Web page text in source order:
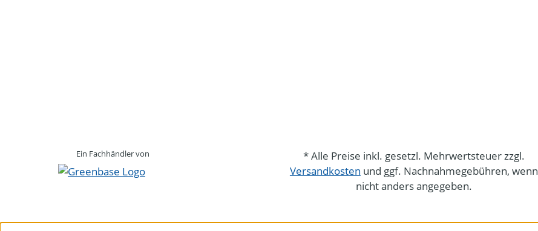
Ein Fachhändler von
* Alle Preise inkl. gesetzl. Mehrwertsteuer zzgl.
Versandkosten und ggf. Nachnahmegebühren, wenn
nicht anders angegeben.